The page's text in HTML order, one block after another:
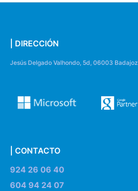
| DIRECCIÓN
Jesús Delgado Valhondo, 5d, 06003 Badajoz
| CONTACTO
924 26 06 40
604 94 24 07